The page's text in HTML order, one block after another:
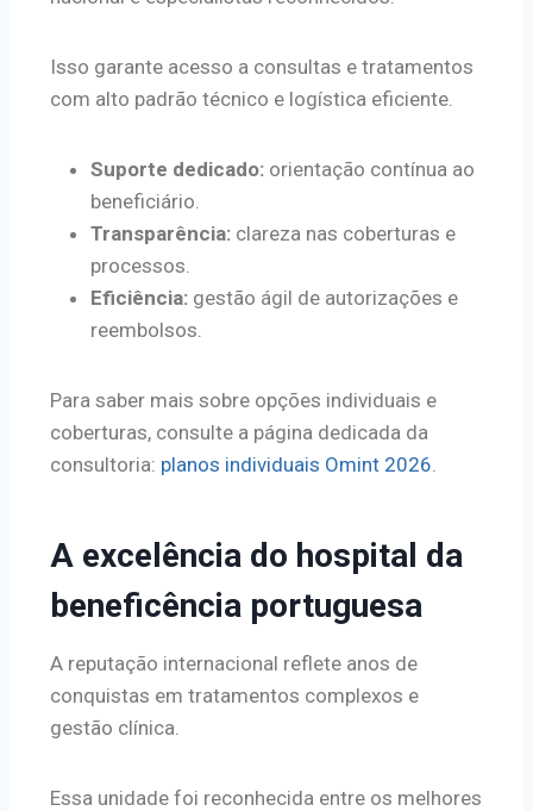
Isso garante acesso a consultas e tratamentos
com alto padrão técnico e logística eficiente.
Suporte dedicado: orientação contínua ao
beneficiário.
Transparência: clareza nas coberturas e
processos.
Eficiência: gestão ágil de autorizações e
reembolsos.
Para saber mais sobre opções individuais e
coberturas, consulte a página dedicada da
consultoria: planos individuais Omint 2026
A excelência do hospital da
beneficência portuguesa
A reputação internacional reflete anos de
conquistas em tratamentos complexos e
gestão clínica.
Essa unidade foi reconhecida entre os melhores